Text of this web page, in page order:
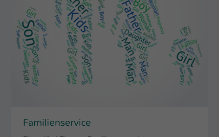
Familienservice